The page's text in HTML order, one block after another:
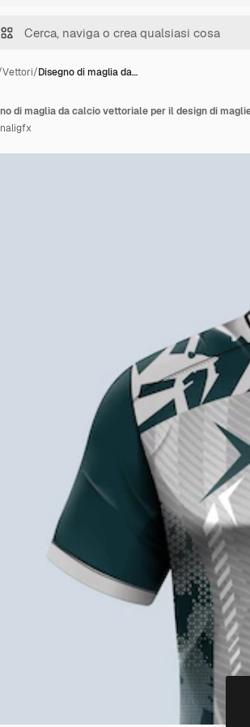
Vettori/Disegno di maglia da…